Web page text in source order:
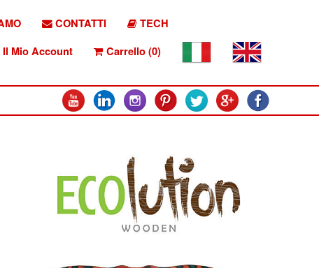
CONTATTI
TECH
Il Mio Account
Carrello (0)